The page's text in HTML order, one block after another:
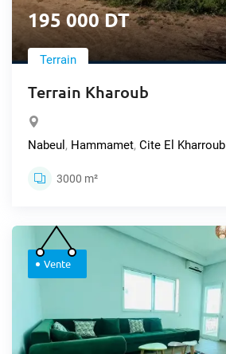
195 000 DT
Terrain
Terrain Kharoub
Nabeul , Hammamet, Cite El Kharroub
3000 m²
Vente